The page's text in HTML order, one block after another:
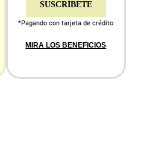
SUSCRÍBETE
*Pagando con tarjeta de crédito
MIRA LOS BENEFICIOS